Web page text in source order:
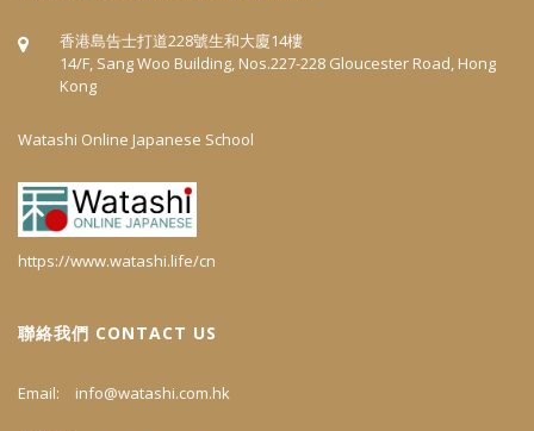
香港島告士打道228號生和大廈14樓
14/F, Sang Woo Building, Nos.227-228 Gloucester Road, Hong
Kong
Watashi Online Japanese School
https://www.watashi.life/cn
聯絡我們 CONTACT US
Email: info@watashi.com.hk